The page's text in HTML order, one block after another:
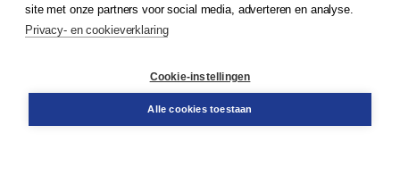
Bestellen
site met onze partners voor social media, adverteren en analyse.
Privacy- en cookieverklaring
Cookie-instellingen
Alle cookies toestaan